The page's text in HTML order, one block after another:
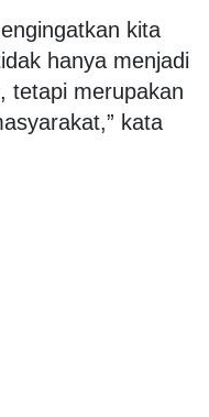
kita
hanya menjadi
tetapi merupakan
kata